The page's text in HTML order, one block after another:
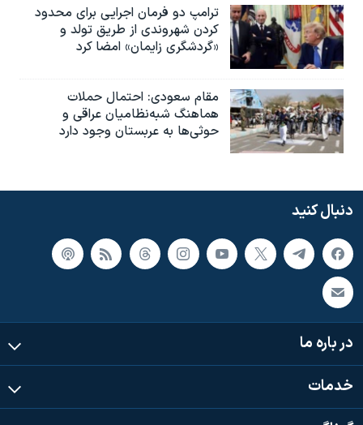
ترامپ دو فرمان اجرایی برای محدود
کردن شهروندی از طریق تولد و
«گردشگری زایمان» امضا کرد
مقام سعودی: احتمال حملات
هماهنگ شبه‌نظامیان عراقی و
حوثی‌ها به عربستان وجود دارد
دنبال کنید
در باره ما
خدمات